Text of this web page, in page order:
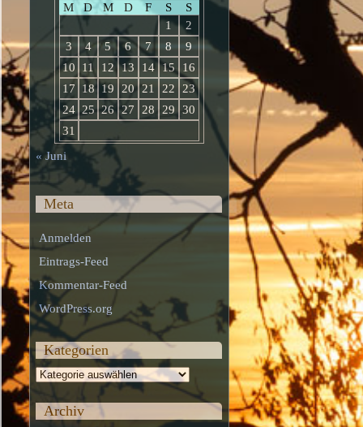
M
D M D F S
S
1
2
3
4 5 6 7 8
9
10
11 12 13 14 15
16
17
18 19 20 21 22
23
24 25 26 27 28 29
30
31
« Juni
Meta
Anmelden
Eintrags-Feed
Kommentar-Feed
WordPress.org
Kategorien
Kategorien
Archiv